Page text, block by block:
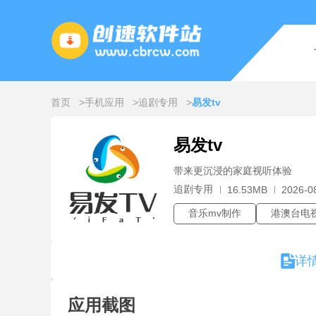
首页 手机应用 追剧专用 易发tv
易发tv
带来更沉浸的家庭视听体验
追剧专用
16.53MB 2026-
音乐mv制作 港澳台电
详
应用截图